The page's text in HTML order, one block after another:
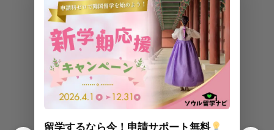
CCTV(防犯カメラ) 浄水器 電子レンジ
IHコンロ 食器類 キムチ
留学するなら今！申請サポート無料